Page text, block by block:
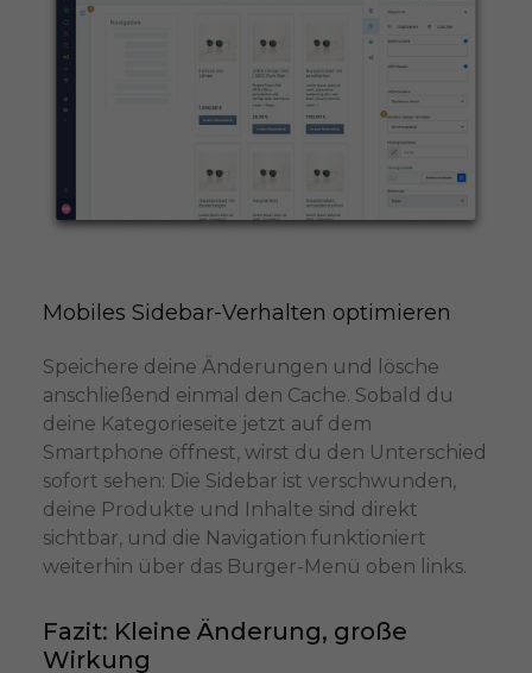
Mobiles Sidebar-Verhalten optimieren
Speichere deine Änderungen und lösche
anschließend einmal den Cache. Sobald du
deine Kategorieseite jetzt auf dem
Smartphone öffnest, wirst du den Unterschied
sofort sehen: Die Sidebar ist verschwunden,
deine Produkte und Inhalte sind direkt
sichtbar, und die Navigation funktioniert
weiterhin über das Burger-Menü oben links.
Fazit: Kleine Änderung, große
Wirkung